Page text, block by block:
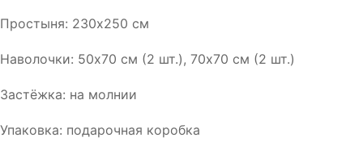
Простыня: 230х250 см
Наволочки: 50х70 см (2 шт.), 70х70 см (2 шт.)
Застёжка: на молнии
Упаковка: подарочная коробка